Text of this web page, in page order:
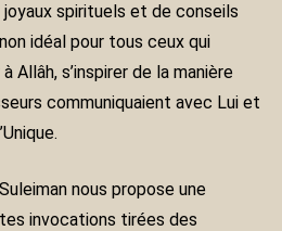
spirituels et de conseils
idéal pour tous ceux qui
Allâh, s’inspirer de la manière
communiquaient avec Lui et
nous propose une
invocations tirées des